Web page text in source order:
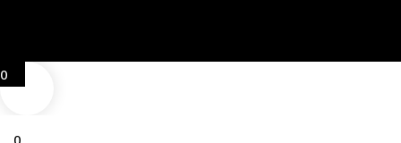
0
0